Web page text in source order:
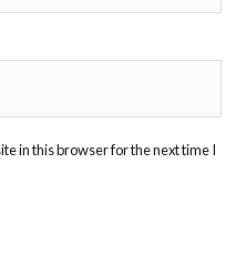
in this browser for the next time I